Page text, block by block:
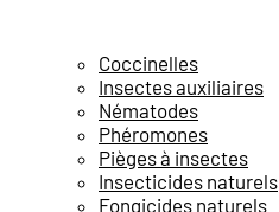
Coccinelles
Insectes auxiliaires
Nématodes
Phéromones
Pièges à insectes
Insecticides naturels
Fongicides naturels